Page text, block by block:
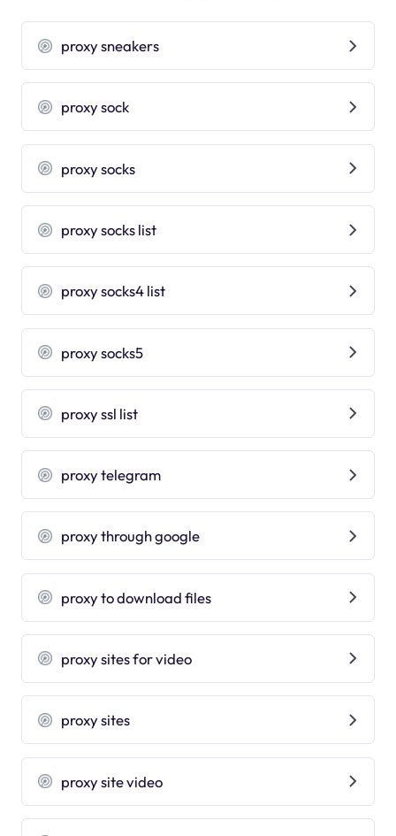
proxy sneakers
proxy sock
proxy socks
proxy socks list
proxy socks4 list
proxy socks5
proxy ssl list
proxy telegram
proxy through google
proxy to download files
proxy sites for video
proxy sites
proxy site video